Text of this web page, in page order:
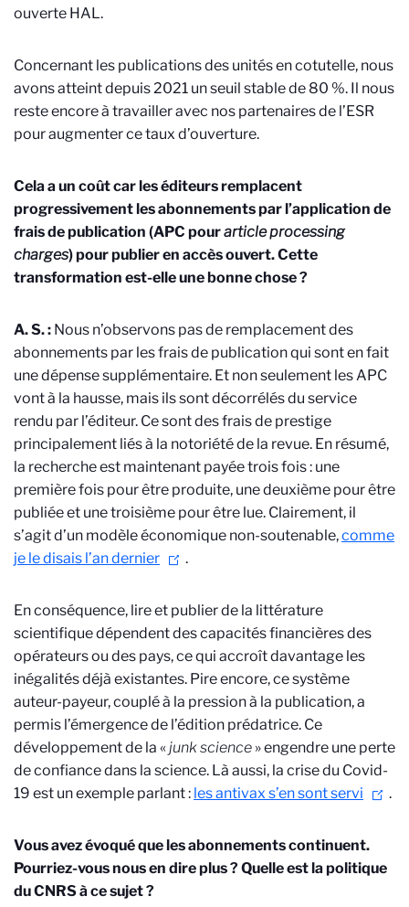
ouverte HAL.
Concernant les publications des unités en cotutelle, nous
avons atteint depuis 2021 un seuil stable de 80 %. Il nous
reste encore à travailler avec nos partenaires de l’ESR
pour augmenter ce taux d’ouverture.
Cela a un coût car les éditeurs remplacent
progressivement les abonnements par l’application de
frais de publication (APC pourarticle processing
charges) pour publier en accès ouvert. Cette
transformation est-elle une bonne chose ?
A. S. : Nous n’observons pas de remplacement des
abonnements par les frais de publication qui sont en fait
une dépense supplémentaire. Et non seulement les APC
vont à la hausse, mais ils sont décorrélés du service
rendu par l’éditeur. Ce sont des frais de prestige
principalement liés à la notoriété de la revue. En résumé,
la recherche est maintenant payée trois fois : une
première fois pour être produite, une deuxième pour être
publiée et une troisième pour être lue. Clairement, il
s’agit d’un modèle économique non-soutenable,comme
je le disais l’an dernier
.
En conséquence, lire et publier de la littérature
scientifique dépendent des capacités financières des
opérateurs ou des pays, ce qui accroît davantage les
inégalités déjà existantes. Pire encore, ce système
auteur-payeur, couplé à la pression à la publication, a
permis l’émergence de l’édition prédatrice. Ce
développement de la «junk science » engendre une perte
de confiance dans la science. Là aussi, la crise du Covid-
19 est un exemple parlant : les antivax s’en sont servi .
Vous avez évoqué que les abonnements continuent.
Pourriez-vous nous en dire plus ? Quelle est la politique
du CNRS à ce sujet ?